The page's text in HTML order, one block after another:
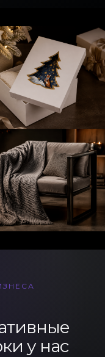
у нас